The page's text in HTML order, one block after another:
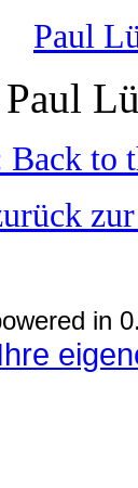
Paul
Back to
in